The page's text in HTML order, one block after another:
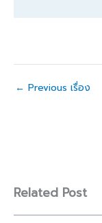
← Previous เรื่อง
Related Post